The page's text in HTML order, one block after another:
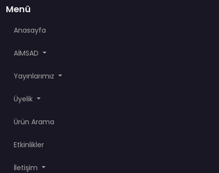
Menü
Anasayfa
AİMSAD
Yayınlarımız
Üyelik
Ürün Arama
Etkinlikler
İletişim